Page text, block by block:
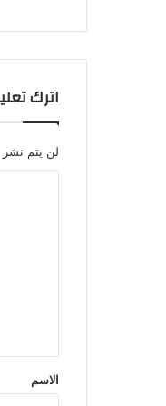
اترك
لن يتم نشر
*
الاسم